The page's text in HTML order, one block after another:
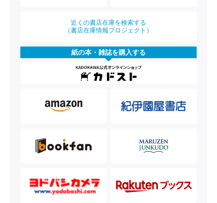
近くの書店在庫を検索する
（書店在庫情報プロジェクト）
紙の本・雑誌を購入する